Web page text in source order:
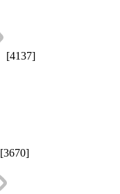
[4137]
[3670]